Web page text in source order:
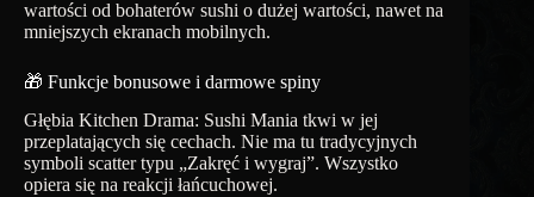
wartości od bohaterów sushi o dużej wartości, nawet na
mniejszych ekranach mobilnych.
🎁 Funkcje bonusowe i darmowe spiny
Głębia Kitchen Drama: Sushi Mania tkwi w jej
przeplatających się cechach. Nie ma tu tradycyjnych
symboli scatter typu „Zakręć i wygraj”. Wszystko
opiera się na reakcji łańcuchowej.